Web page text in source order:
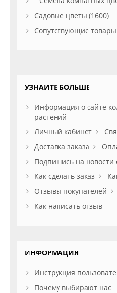
Садовые цветы (1600)
Сопутствующие товары
УЗНАЙТЕ БОЛЬШЕ
Информация о сайте
растений
Личный кабинет
Доставка заказа
Подпишись на новости
Как сделать заказ
Отзывы покупателей
Как написать отзыв
ИНФОРМАЦИЯ
Инструкция
Почему выбирают нас